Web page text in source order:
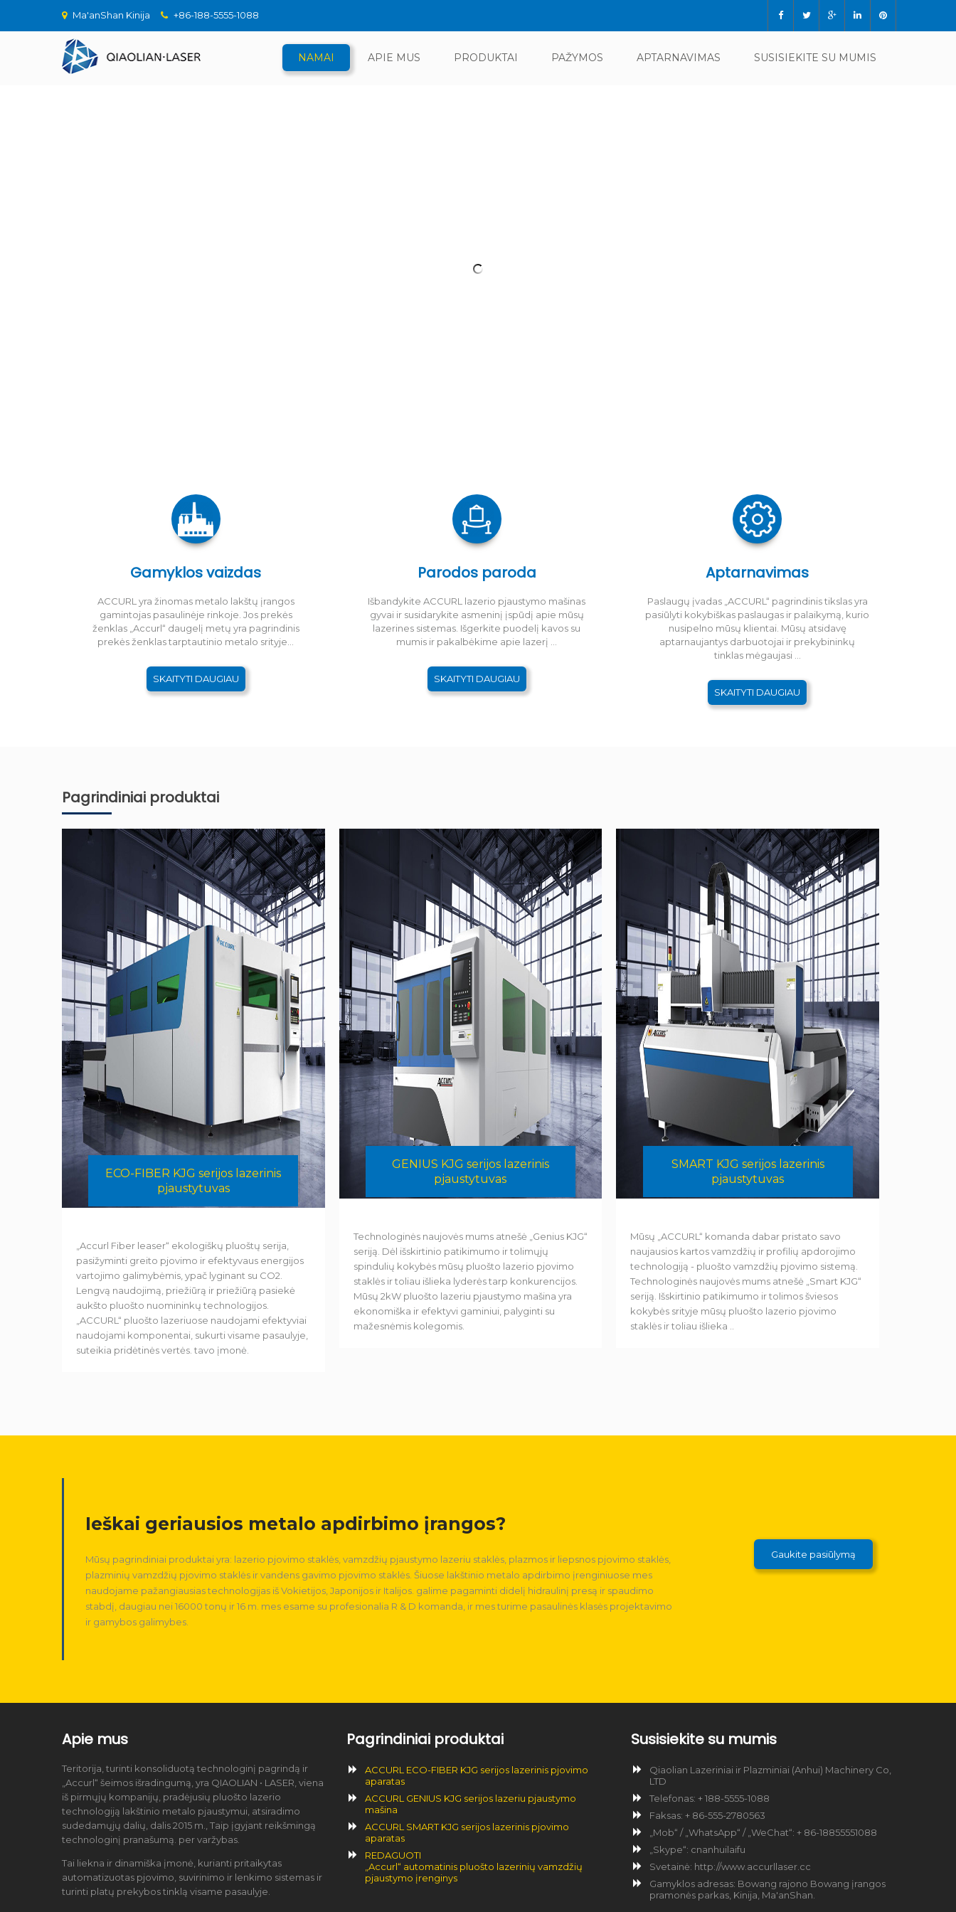
Ma'anShan Kinija +86-188-5555-1088
NAMAI APIE MUS PRODUKTAI PAŽYMOS APTARNAVIMAS SUSISIEKITE SU MUMIS
Gamyklos vaizdas
ACCURL yra žinomas metalo lakštų įrangos
gamintojas pasaulinėje rinkoje. Jos prekės
ženklas „Accurl“ daugelį metų yra pagrindinis
prekės ženklas tarptautinio metalo srityje…
SKAITYTI DAUGIAU
Parodos paroda
Išbandykite ACCURL lazerio pjaustymo mašinas
gyvai ir susidarykite asmeninį įspūdį apie mūsų
lazerines sistemas. Išgerkite puodelį kavos su
mumis ir pakalbėkime apie lazerį ...
SKAITYTI DAUGIAU
Aptarnavimas
Paslaugų įvadas „ACCURL“ pagrindinis tikslas yra
pasiūlyti kokybiškas paslaugas ir palaikymą, kurio
nusipelno mūsų klientai. Mūsų atsidavę
aptarnaujantys darbuotojai ir prekybininkų
tinklas mėgaujasi ...
SKAITYTI DAUGIAU
Pagrindiniai produktai
ECO-FIBER KJG serijos lazerinis
pjaustytuvas
„Accurl Fiber leaser“ ekologiškų pluoštų serija,
pasižyminti greito pjovimo ir efektyvaus energijos
vartojimo galimybėmis, ypač lyginant su CO2.
Lengvą naudojimą, priežiūrą ir priežiūrą pasiekė
aukšto pluošto nuomininkų technologijos.
„ACCURL“ pluošto lazeriuose naudojami efektyviai
naudojami komponentai, sukurti visame pasaulyje,
suteikia pridėtinės vertės. tavo įmonė.
GENIUS KJG serijos lazerinis
pjaustytuvas
Technologinės naujovės mums atnešė „Genius KJG“
seriją. Dėl išskirtinio patikimumo ir tolimųjų
spindulių kokybės mūsų pluošto lazerio pjovimo
staklės ir toliau išlieka lyderės tarp konkurencijos.
Mūsų 2kW pluošto lazeriu pjaustymo mašina yra
ekonomiška ir efektyvi gaminiui, palyginti su
mažesnėmis kolegomis.
SMART KJG serijos lazerinis
pjaustytuvas
Mūsų „ACCURL“ komanda dabar pristato savo
naujausios kartos vamzdžių ir profilių apdorojimo
technologiją - pluošto vamzdžių pjovimo sistemą.
Technologinės naujovės mums atnešė „Smart KJG“
seriją. Išskirtinio patikimumo ir tolimos šviesos
kokybės srityje mūsų pluošto lazerio pjovimo
staklės ir toliau išlieka ..
Ieškai geriausios metalo apdirbimo įrangos?
Mūsų pagrindiniai produktai yra: lazerio pjovimo staklės, vamzdžių pjaustymo lazeriu staklės, plazmos ir liepsnos pjovimo staklės,
plazminių vamzdžių pjovimo staklės ir vandens gavimo pjovimo staklės. Šiuose lakštinio metalo apdirbimo įrenginiuose mes
naudojame pažangiausias technologijas iš Vokietijos, Japonijos ir Italijos. galime pagaminti didelį hidraulinį presą ir spaudimo
stabdį, daugiau nei 16000 tonų ir 16 m. mes esame su profesionalia R & D komanda, ir mes turime pasaulinės klasės projektavimo
ir gamybos galimybes.
Gaukite pasiūlymą
Apie mus
Teritorija, turinti konsoliduotą technologinį pagrindą ir
„Accurl“ šeimos išradingumą, yra QIAOLIAN • LASER, viena
iš pirmųjų kompanijų, pradėjusių pluošto lazerio
technologiją lakštinio metalo pjaustymui, atsiradimo
sudedamųjų dalių, dalis 2015 m., Taip įgyjant reikšmingą
technologinį pranašumą. per varžybas.
Tai liekna ir dinamiška įmonė, kurianti pritaikytas
automatizuotas pjovimo, suvirinimo ir lenkimo sistemas ir
turinti platų prekybos tinklą visame pasaulyje.
Pagrindiniai produktai
ACCURL ECO-FIBER KJG serijos lazerinis pjovimo
aparatas
ACCURL GENIUS KJG serijos lazeriu pjaustymo
mašina
ACCURL SMART KJG serijos lazerinis pjovimo
aparatas
REDAGUOTI
„Accurl“ automatinis pluošto lazerinių vamzdžių
pjaustymo įrenginys
Susisiekite su mumis
Qiaolian Lazeriniai ir Plazminiai (Anhui) Machinery Co,
LTD
Telefonas: + 188-5555-1088
Faksas: + 86-555-2780563
„Mob“ / „WhatsApp“ / „WeChat“: + 86-18855551088
„Skype“: cnanhuilaifu
Svetainė: http://www.accurllaser.cc
Gamyklos adresas: Bowang rajono Bowang įrangos
pramonės parkas, Kinija, Ma'anShan.